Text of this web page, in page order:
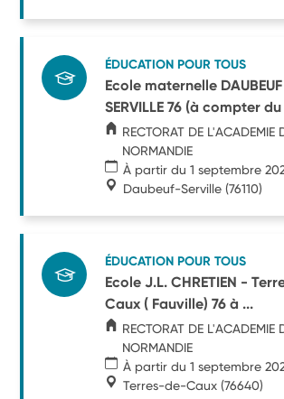
ÉDUCATION POUR TOUS
Ecole maternelle DAUBEUF
SERVILLE 76 (à compter du
RECTORAT DE L'ACADEMIE
NORMANDIE
À partir du 1 septembre
Daubeuf-Serville (76110)
ÉDUCATION POUR TOUS
Ecole J.L. CHRETIEN -
Caux ( Fauville) 76 à ...
RECTORAT DE L'ACADEMIE
NORMANDIE
À partir du 1 septembre
Terres-de-Caux (76640)